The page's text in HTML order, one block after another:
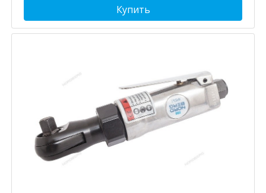
Купить